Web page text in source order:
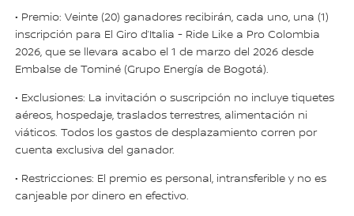
• Premio: Veinte (20) ganadores recibirán, cada uno, una (1)
inscripción para El Giro d’Italia - Ride Like a Pro Colombia
2026, que se llevara acabo el 1 de marzo del 2026 desde
Embalse de Tominé (Grupo Energía de Bogotá).
• Exclusiones: La invitación o suscripción no incluye tiquetes
aéreos, hospedaje, traslados terrestres, alimentación ni
viáticos. Todos los gastos de desplazamiento corren por
cuenta exclusiva del ganador.
• Restricciones: El premio es personal, intransferible y no es
canjeable por dinero en efectivo.